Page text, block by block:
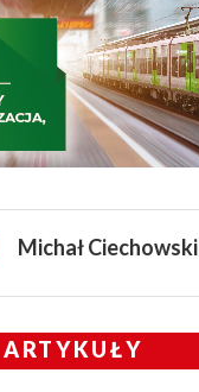
Michał Ciechowski